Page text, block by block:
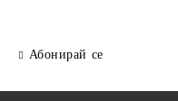
Абонирай се